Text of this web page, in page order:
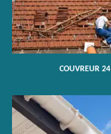
COUVREUR 24